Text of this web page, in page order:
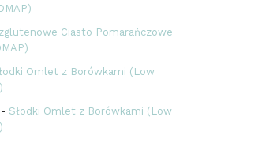
Ciasto Pomarańczowe
Omlet z Borówkami (Low
- Słodki Omlet z Borówkami (Low